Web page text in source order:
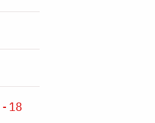
- 18